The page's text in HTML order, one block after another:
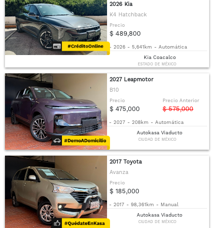
2026 Kia
K4 Hatchback
Precio
$ 489,800
- 2026 - 5,641km - Automática
Kia Coacalco
ESTADO DE MÉXICO
2027 Leapmotor
B10
Precio
$ 475,000
Precio Anterior
$ 575,000
- 2027 - 208km - Automática
Autokasa Viaducto
CIUDAD DE MÉXICO
2017 Toyota
Avanza
Precio
$ 185,000
- 2017 - 98,361km - Manual
Autokasa Viaducto
CIUDAD DE MÉXICO